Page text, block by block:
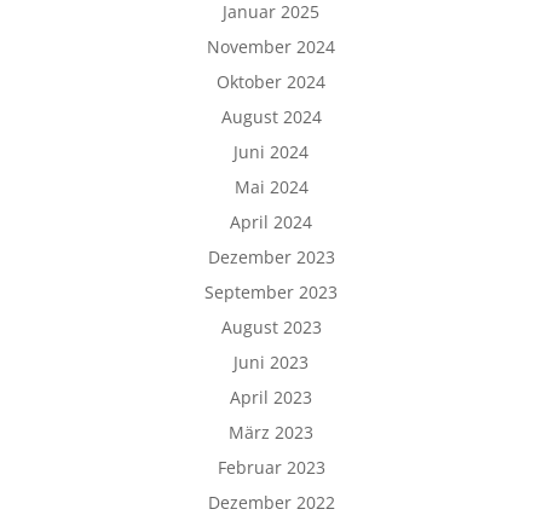
Januar 2025
November 2024
Oktober 2024
August 2024
Juni 2024
Mai 2024
April 2024
Dezember 2023
September 2023
August 2023
Juni 2023
April 2023
März 2023
Februar 2023
Dezember 2022